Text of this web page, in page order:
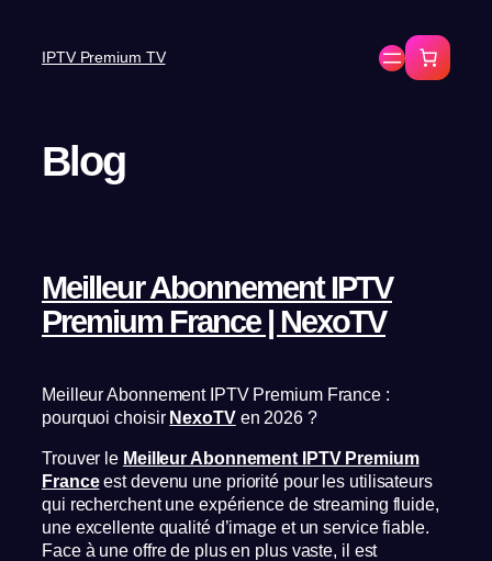
IPTV Premium TV
Blog
Meilleur Abonnement IPTV
Premium France | NexoTV
Meilleur Abonnement IPTV Premium France :
pourquoi choisir NexoTVen 2026 ?
Trouver le Meilleur Abonnement IPTV Premium
Franceest devenu une priorité pour les utilisateurs
qui recherchent une expérience de streaming fluide,
une excellente qualité d’image et un service fiable.
Face à une offre de plus en plus vaste, il est